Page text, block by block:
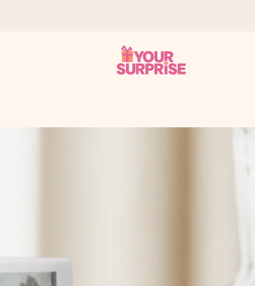
– damit du es genau zum richtigen Zeitpunkt
Reviews (Gesamtergebnis aller Länder, in